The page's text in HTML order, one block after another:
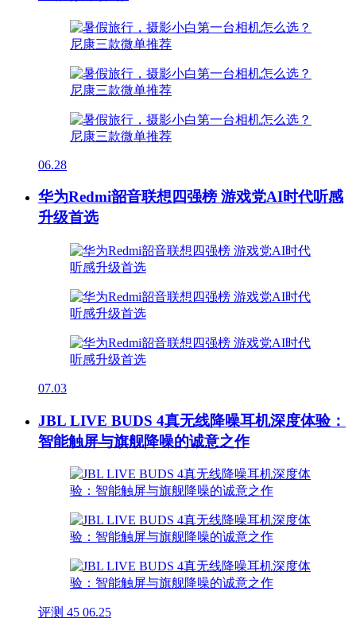
06.28
华为Redmi韶音联想四强榜 游戏党AI时代听感
升级首选
07.03
JBL LIVE BUDS 4真无线降噪耳机深度体验：
智能触屏与旗舰降噪的诚意之作
评测 45 06.25